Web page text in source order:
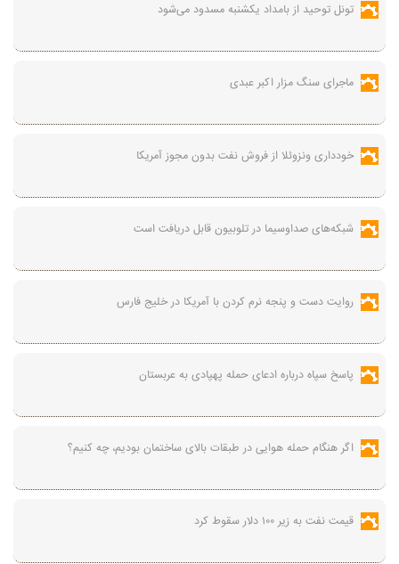
تونل توحید از بامداد یکشنبه مسدود می‌شود
ماجرای سنگ مزار اکبر عبدی
خودداری ونزوئلا از فروش نفت بدون مجوز آمریکا
شبکه‌های صداوسیما در تلوبیون قابل دریافت است
روایت دست و پنجه نرم کردن با آمریکا در خلیج فارس
پاسخ سپاه درباره ادعای حمله پهپادی به عربستان
اگر هنگام حمله هوایی در طبقات بالای ساختمان بودیم، چه کنیم؟
قیمت نفت به زیر ۱۰۰ دلار سقوط کرد